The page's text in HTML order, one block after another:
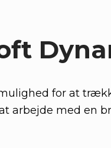
for at
arbejde med en